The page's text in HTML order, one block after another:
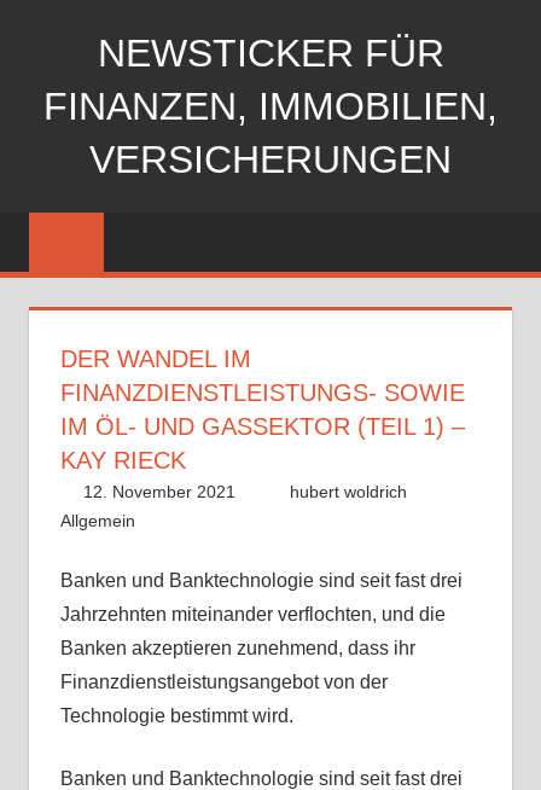
NEWSTICKER FÜR
FINANZEN, IMMOBILIEN,
VERSICHERUNGEN
DER WANDEL IM
FINANZDIENSTLEISTUNGS- SOWIE
IM ÖL- UND GASSEKTOR (TEIL 1) –
KAY RIECK
12. November 2021
hubert woldrich
Allgemein
Banken und Banktechnologie sind seit fast drei
Jahrzehnten miteinander verflochten, und die
Banken akzeptieren zunehmend, dass ihr
Finanzdienstleistungsangebot von der
Technologie bestimmt wird.
Banken und Banktechnologie sind seit fast drei